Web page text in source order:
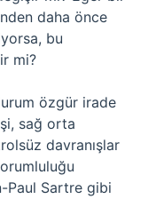
daha önce
bu
mi?
özgür irade
sağ orta
davranışlar
Paul Sartre gibi